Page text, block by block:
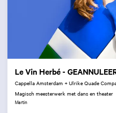
Le Vin Herbé -
Cappella Amsterdam + Ulrike Quade
Magisch meesterwerk met dans en theater
Martin